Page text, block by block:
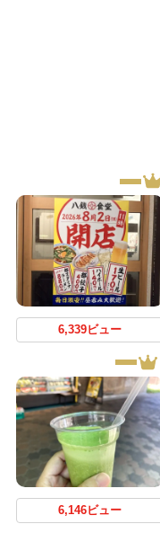
6,339ビュー
6,146ビュー